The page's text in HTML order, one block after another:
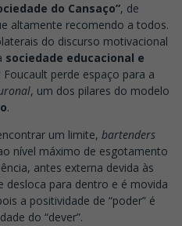
do Cansaço”, de
altamente recomendo a todos.
do discurso motivacional
sociedade educacional e
perde espaço para a
, um dos pilares do modelo
.
um limite, bartenders
nível máximo de esgotamento
antes externa devida às
para dentro e é movida
a positividade de “poder” é
do “dever”.